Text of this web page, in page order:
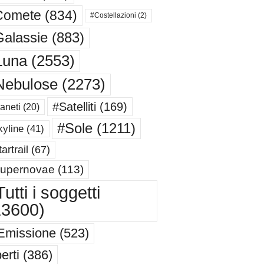
(834) #Costellazioni (2)
(883)
(2553)
(2273)
(20) #Satelliti (169)
(41) #Sole(1211)
(67)
(113)
i soggetti
(523)
(386)